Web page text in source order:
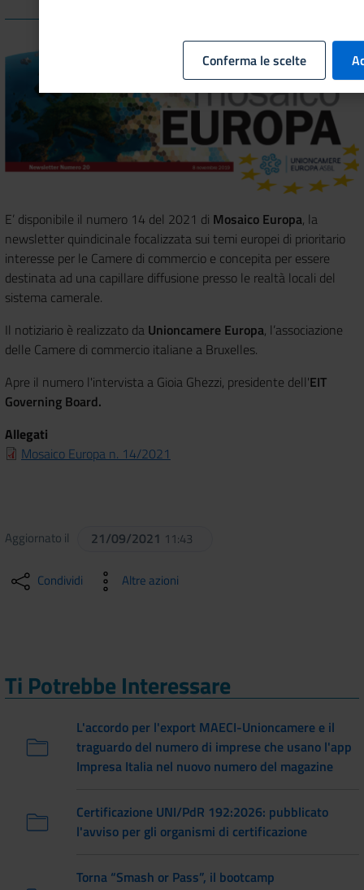
E’ disponibile il numero 14 del 2021 di Mosaico Europa, la
newsletter quindicinale focalizzata sui temi europei di prioritario
interesse per le Camere di commercio e concepita per essere
destinata ad una capillare diffusione presso le realtà locali del
sistema camerale.
Il notiziario è realizzato da Unioncamere Europa, l’associazione
delle Camere di commercio italiane a Bruxelles.
Apre il numero l'intervista a Gioia Ghezzi, presidente dell'EIT
Governing Board.
Allegati
Mosaico Europa n. 14/2021
Aggiornato il 21/09/2021 11:43
Condividi Altre azioni
Ti Potrebbe Interessare
L'accordo per l'export MAECI-Unioncamere e il
traguardo del numero di imprese che usano l'app
Impresa Italia nel nuovo numero del magazine
Certificazione UNI/PdR 192:2026: pubblicato
l'avviso per gli organismi di certificazione
Torna “Smash or Pass”, il bootcamp
Conferma le scelte